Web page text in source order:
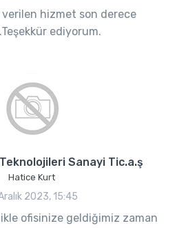
verilen hizmet son derece
ediyorum.
Teknolojileri Sanayi Tic.a.ş
Hatice Kurt
2023, 15:45
ofisinize geldiğimiz zaman